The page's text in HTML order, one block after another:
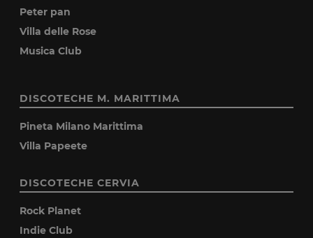
Peter pan
Villa delle Rose
Musica Club
DISCOTECHE M. MARITTIMA
Pineta Milano Marittima
Villa Papeete
DISCOTECHE CERVIA
Rock Planet
Indie Club